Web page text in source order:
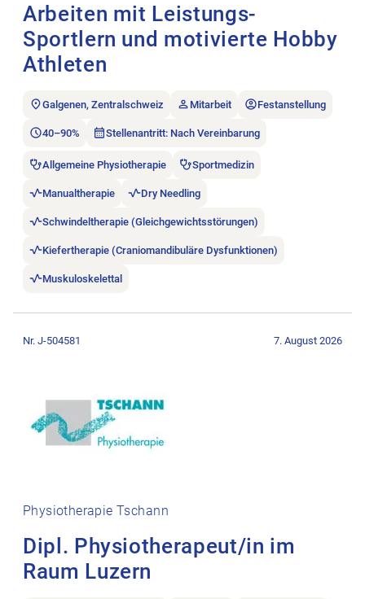
Arbeiten mit Leistungs-
Sportlern und motivierte Hobby
Athleten
Galgenen, Zentralschweiz Mitarbeit Festanstellung
40–90% Stellenantritt: Nach Vereinbarung
Allgemeine Physiotherapie Sportmedizin
Manualtherapie Dry Needling
Schwindeltherapie (Gleichgewichtsstörungen)
Kiefertherapie (Craniomandibuläre Dysfunktionen)
Muskuloskelettal
Physiotherapie Tschann
Dipl. Physiotherapeut/in im
Raum Luzern
Nr. J-504581 7. August 2026